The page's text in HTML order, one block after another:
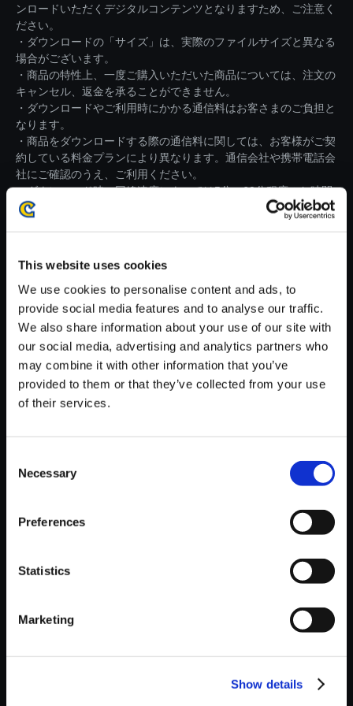
This website uses cookies
We use cookies to personalise content and ads, to
provide social media features and to analyse our traffic.
We also share information about your use of our site with
our social media, advertising and analytics partners who
may combine it with other information that you’ve
provided to them or that they’ve collected from your use
of their services.
Selection
Necessary
Preferences
Statistics
Marketing
Show details
ンロードいただくデジタルコンテンツとなりますため、ご注意く
ださい。
・ダウンロードの「サイズ」は、実際のファイルサイズと異なる
場合がございます。
・商品の特性上、一度ご購入いただいた商品については、注文の
キャンセル、返金を承ることができません。
・ダウンロードやご利用時にかかる通信料はお客さまのご負担と
なります。
・商品をダウンロードする際の通信料に関しては、お客様がご契
約している料金プランにより異なります。通信会社や携帯電話会
社にご確認のうえ、ご利用ください。
・ダウンロード時、回線速度によっては5分～60分程度のお時間
がかかる場合がございます。
※ご購入いただいたファイルのダウンロードの際には、通信環境
【単曲】ストリートファイター
V チャンピオンエディション オ
150円